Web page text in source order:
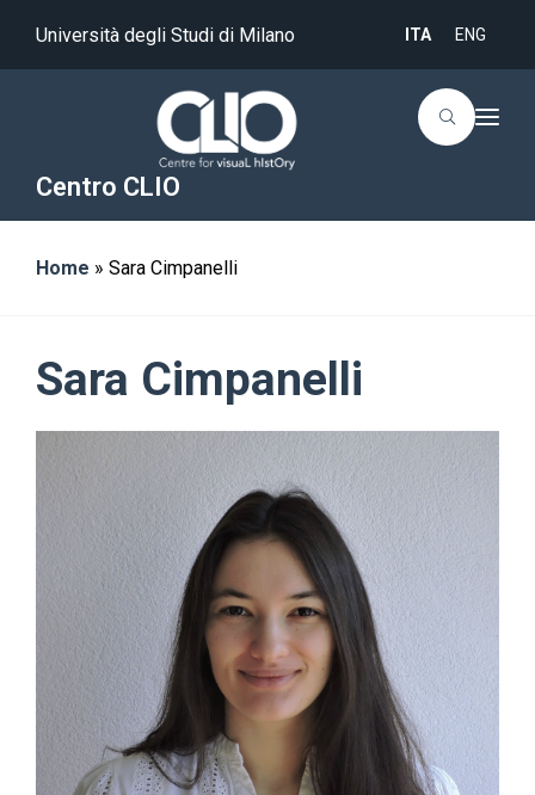
Università degli Studi di Milano ITA ENG
Centro CLIO
T
Home » Sara Cimpanelli
Sara Cimpanelli